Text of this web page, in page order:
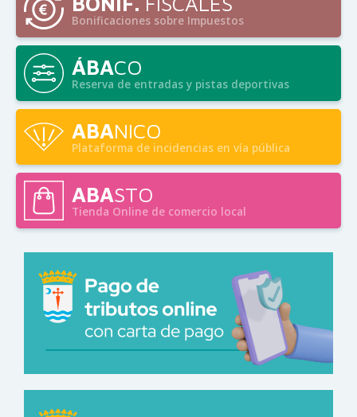
Bonificaciones sobre Impuestos
ÁBACO
Reserva de entradas y pistas deportivas
ABANICO
Plataforma de incidencias en vía pública
ABASTO
Tienda Online de comercio local